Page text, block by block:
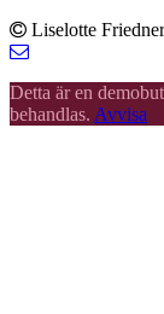
Liselotte
Detta är en
behandlas. Avvisa